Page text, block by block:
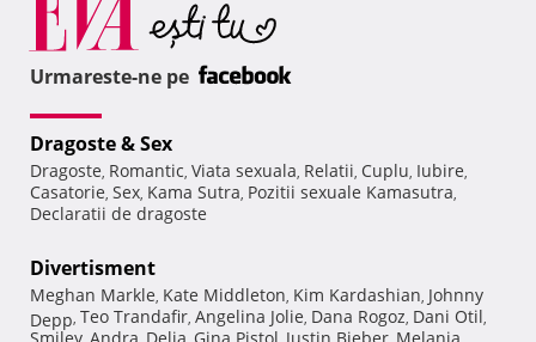
Urmareste-ne pe
Dragoste & Sex
Dragoste, Romantic, Viata sexuala, Relatii, Cuplu, Iubire,
Casatorie, Sex, Kama Sutra, Pozitii sexuale Kamasutra,
Declaratii de dragoste
Divertisment
Meghan Markle, Kate Middleton, Kim Kardashian, Johnny
Depp, Teo Trandafir, Angelina Jolie, Dana Rogoz, Dani Otil,